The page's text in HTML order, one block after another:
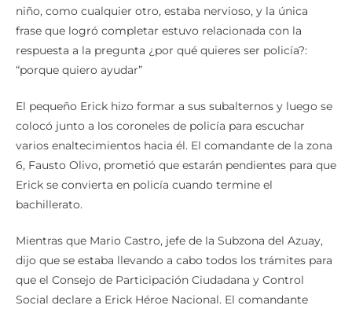
niño, como cualquier otro, estaba nervioso, y la única
frase que logró completar estuvo relacionada con la
respuesta a la pregunta ¿por qué quieres ser policía?:
“porque quiero ayudar”
El pequeño Erick hizo formar a sus subalternos y luego se
colocó junto a los coroneles de policía para escuchar
varios enaltecimientos hacia él. El comandante de la zona
6, Fausto Olivo, prometió que estarán pendientes para que
Erick se convierta en policía cuando termine el
bachillerato.
Mientras que Mario Castro, jefe de la Subzona del Azuay,
dijo que se estaba llevando a cabo todos los trámites para
que el Consejo de Participación Ciudadana y Control
Social declare a Erick Héroe Nacional. El comandante